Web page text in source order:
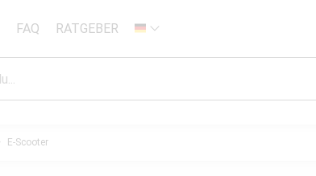
FAQ RATGEBER DE
E-Scooter